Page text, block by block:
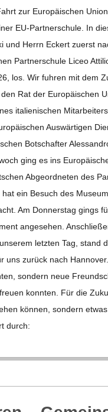
zur Euro­päi­schen
EU-Par­t­­ner­­schule. In
und Herrn Eckert zuerst
Part­ner­schule Liceo
los. Wir fuh­ren mit dem
Rat der Euro­päi­schen
ita­lie­ni­schen
Aus­wär­ti­gen
Bot­schaf­ter
ging es ins
Abge­ord­ne­ten des
ein Besuch des
Am Don­ners­tag gings
ange­se­hen.
letz­ten Tag, stand
uns zurück nach
son­dern neue
konn­ten. Für die
kön­nen, son­dern
durch: